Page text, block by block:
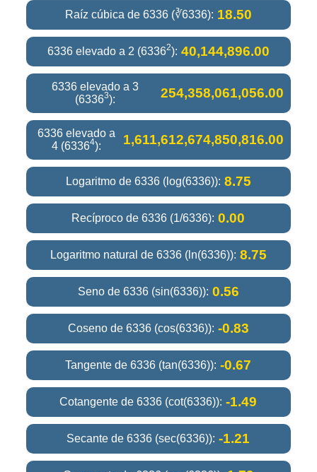
Raíz cúbica de 6336 (∛6336): 18.50
6336 elevado a 2 (63362): 40,144,896.00
6336 elevado a 3
(63363): 254,358,061,056.00
6336 elevado a
4 (63364): 1,611,612,674,850,816.00
Logaritmo de 6336 (log(6336)): 8.75
Recíproco de 6336 (1/6336): 0.00
Logaritmo natural de 6336 (ln(6336)): 8.75
Seno de 6336 (sin(6336)): 0.56
Coseno de 6336 (cos(6336)): -0.83
Tangente de 6336 (tan(6336)): -0.67
Cotangente de 6336 (cot(6336)): -1.49
Secante de 6336 (sec(6336)): -1.21